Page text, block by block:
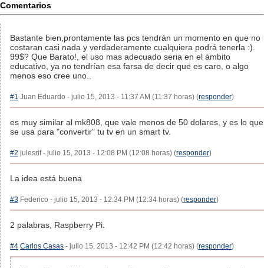
Comentarios
Bastante bien,prontamente las pcs tendrán un momento en que no
costaran casi nada y verdaderamente cualquiera podrá tenerla :).
99$? Que Barato!, el uso mas adecuado seria en el ámbito
educativo, ya no tendrían esa farsa de decir que es caro, o algo
menos eso cree uno..
#1 Juan Eduardo - julio 15, 2013 - 11:37 AM (11:37 horas) (responder)
es muy similar al mk808, que vale menos de 50 dolares, y es lo que
se usa para "convertir" tu tv en un smart tv.
#2 julesrif - julio 15, 2013 - 12:08 PM (12:08 horas) (responder)
La idea está buena
#3 Federico - julio 15, 2013 - 12:34 PM (12:34 horas) (responder)
2 palabras, Raspberry Pi.
#4 Carlos Casas - julio 15, 2013 - 12:42 PM (12:42 horas) (responder)